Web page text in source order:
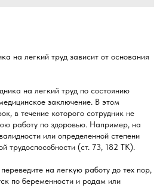
на легкий труд зависит от основания
на легкий труд по состоянию
заключение. В этом
в течение которого сотрудник не
работу по здоровью. Например, на
или определенной степени
трудоспособности (ст. 73, 182 ТК).
на легкую работу до тех пор,
по беременности и родам или